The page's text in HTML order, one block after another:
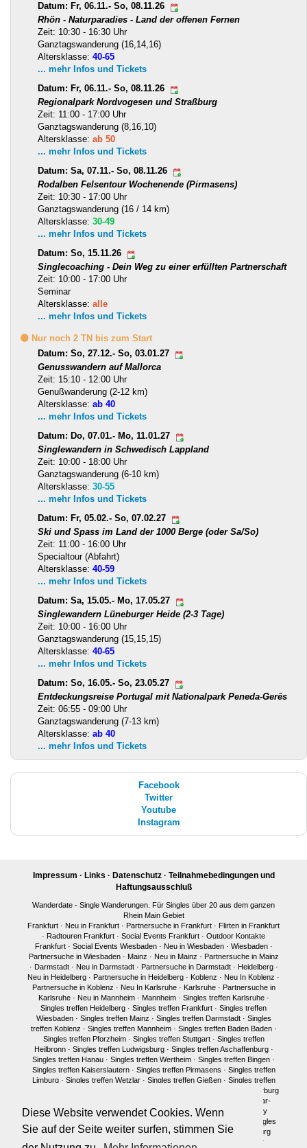
Diese Website verwendet Cookies. Wenn
Sie auf der Seite weiter surfen, stimmen Sie
Datum: Fr, 06.11.- So, 08.11.26
Rhön - Naturparadies - Land der offenen Fernen
Zeit: 10:30 - 16:30 Uhr
Ganztagswanderung (16,14,16)
Altersklasse: 40-65
... mehr Infos und Tickets
Datum: Fr, 06.11.- So, 08.11.26
Regionalpark Nordvogesen und Straßburg
Zeit: 11:00 - 17:00 Uhr
Ganztagswanderung (8,16,10)
Altersklasse: ab 50
... mehr Infos und Tickets
Datum: Sa, 07.11.- So, 08.11.26
Rodalben Felsentour Wochenende (Pirmasens)
Zeit: 10:30 - 17:00 Uhr
Ganztagswanderung (16 / 14 km)
Altersklasse: 30-49
... mehr Infos und Tickets
Datum: So, 15.11.26
Singlecoaching - Dein Weg zu einer erfüllten Partnerschaft
Zeit: 10:00 - 17:00 Uhr
Seminar
Altersklasse: alle
... mehr Infos und Tickets
🟡 Nur noch 2 TN bis zum Start
Datum: So, 27.12.- So, 03.01.27
Genusswandern auf Mallorca
Zeit: 15:10 - 12:00 Uhr
Genußwanderung (2-12 km)
Altersklasse: ab 40
... mehr Infos und Tickets
Datum: Do, 07.01.- Mo, 11.01.27
Singlewandern in Schwedisch Lappland
Zeit: 10:00 - 18:00 Uhr
Ganztagswanderung (6-10 km)
Altersklasse: 30-55
... mehr Infos und Tickets
Datum: Fr, 05.02.- So, 07.02.27
Ski und Spass im Land der 1000 Berge (oder Sa/So)
Zeit: 11:00 - 16:00 Uhr
Specialtour (Abfahrt)
Altersklasse: 40-59
... mehr Infos und Tickets
Datum: Sa, 15.05.- Mo, 17.05.27
Singlewandern Lüneburger Heide (2-3 Tage)
Zeit: 10:00 - 16:00 Uhr
Ganztagswanderung (15,15,15)
Altersklasse: 40-65
... mehr Infos und Tickets
Datum: So, 16.05.- So, 23.05.27
Entdeckungsreise Portugal mit Nationalpark Peneda-Gerês
Zeit: 06:55 - 09:00 Uhr
Ganztagswanderung (7-13 km)
Altersklasse: ab 40
... mehr Infos und Tickets
Facebook
Twitter
Youtube
Instagram
Impressum · Links · Datenschutz· Teilnahmebedingungen und
Haftungsausschluß
Wanderdate - Single Wanderungen. Für Singles über 20 aus dem ganzen
Rhein Main Gebiet
Frankfurt · Neu in Frankfurt · Partnersuche in Frankfurt · Flirten in Frankfurt
· Radtouren Frankfurt · Social Events Frankfurt · Outdoor Kontakte
Frankfurt· Social Events Wiesbaden· Neu in Wiesbaden· Wiesbaden·
Partnersuche in Wiesbaden· Mainz · Neu in Mainz · Partnersuche in Mainz
· Darmstadt· Neu in Darmstadt· Partnersuche in Darmstadt· Heidelberg·
Neu in Heidelberg · Partnersuche in Heidelberg · Koblenz · Neu In Koblenz ·
Partnersuche in Koblenz · Neu In Karlsruhe· Karlsruhe· Partnersuche in
Karlsruhe· Neu in Mannheim· Mannheim· Singles treffen Karlsruhe·
Singles treffen Heidelberg · Singles treffen Frankfurt · Singles treffen
Wiesbaden· Singles treffen Mainz · Singles treffen Darmstadt· Singles
treffen Koblenz · Singles treffen Mannheim· Singles treffen Baden Baden·
Singles treffen Pforzheim· Singles treffen Stuttgart· Singles treffen
Heilbronn· Singles treffen Ludwigsburg· Singles treffen Aschaffenburg·
Singles treffen Hanau · Singles treffen Wertheim · Singles treffen Bingen ·
Singles treffen Kaiserslautern· Singles treffen Pirmasens · Singles treffen
Limburg· Singles treffen Wetzlar· Singles treffen Gießen· Singles treffen
Singles treffen Marburg
Singles treffen Idar-
Oberstein·Neu in München·Singles treffen München·
Single Party
Singles
treffen Berlin ·Single Party Berlin· Singles Berlin ·Singles Regensburg
Single Männer Frankfurt
Single Frauen Frankfurt
Single Männer